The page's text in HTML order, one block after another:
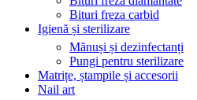
Bituri freza carbid
Igienă și sterilizare
Mănuși și dezinfectanți
Pungi pentru sterilizare
Matrițe, ștampile și accesorii
Nail art